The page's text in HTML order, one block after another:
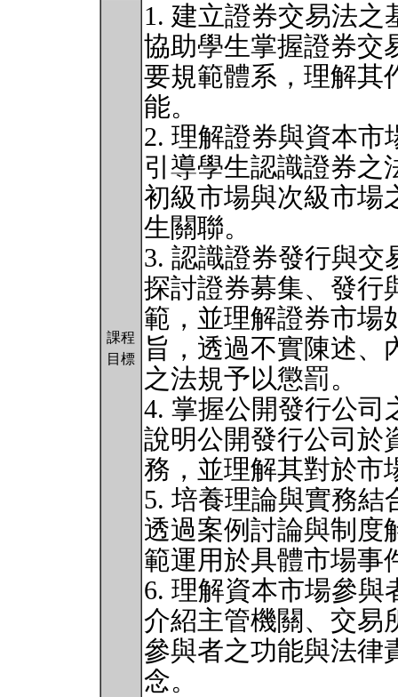
課程
目標
1. 建立證券交易法之
協助學生掌握證券交
要規範體系，理解其
能。
2. 理解證券與資本市
引導學生認識證券之
初級市場與次級市場
生關聯。
3. 認識證券發行與交
探討證券募集、發行
範，並理解證券市場
旨，透過不實陳述、
之法規予以懲罰。
4. 掌握公開發行公司
說明公開發行公司於
務，並理解其對於市
5. 培養理論與實務結
透過案例討論與制度
範運用於具體市場事
6. 理解資本市場參與
介紹主管機關、交易
參與者之功能與法律
念。